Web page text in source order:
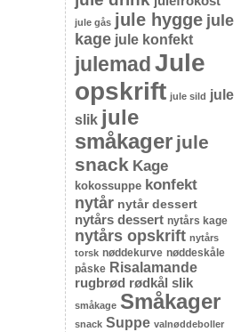
jule gås jule hygge jule
kage jule konfekt
julemad Jule
opskrift jule sild jule
slik jule
småkager jule
snack Kage
kokossuppe konfekt
nytår nytår dessert
nytårs dessert nytårs kage
nytårs opskrift nytårs
torsk nøddekurve nøddeskåle
påske Risalamande
rugbrød rødkål slik
småkage Småkager
snack Suppe valnøddeboller